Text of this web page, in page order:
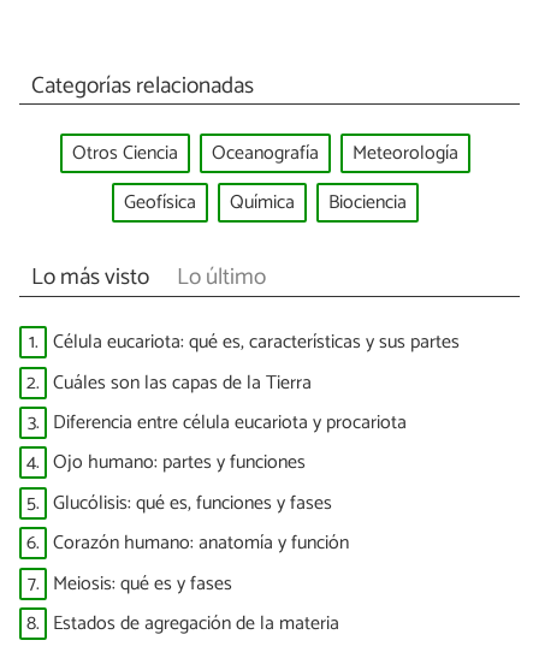
Categorías relacionadas
Otros Ciencia Oceanografía
Meteorología
Geofísica
Química Biociencia
Lo más visto Lo último
1. Célula eucariota: qué es, características y sus partes
2. Cuáles son las capas de la Tierra
3. Diferencia entre célula eucariota y procariota
4. Ojo humano: partes y funciones
5. Glucólisis: qué es, funciones y fases
6. Corazón humano: anatomía y función
7. Meiosis: qué es y fases
8. Estados de agregación de la materia